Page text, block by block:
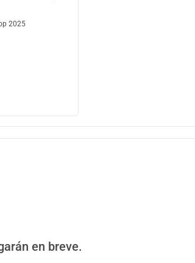
2025
en breve.